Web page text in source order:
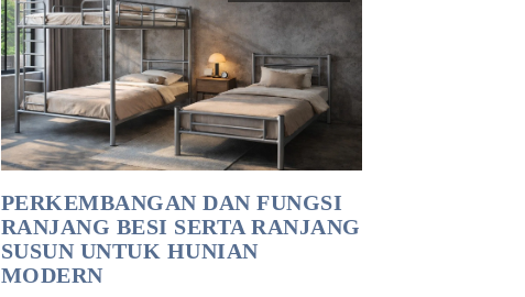
PERKEMBANGAN DAN FUNGSI
RANJANG BESI SERTA RANJANG
SUSUN UNTUK HUNIAN
MODERN